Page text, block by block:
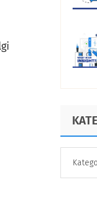
GÖRE
GÖZAT